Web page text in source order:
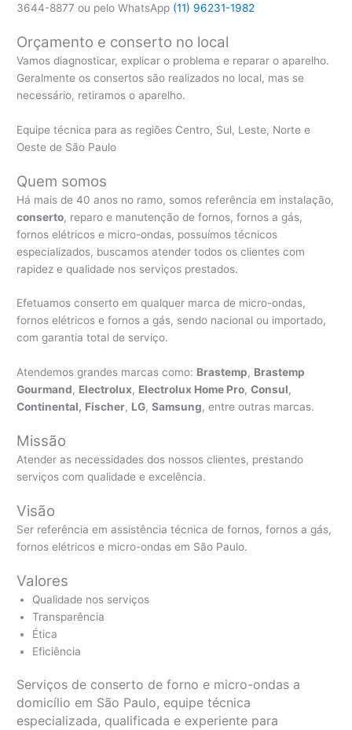
3644-8877 ou pelo WhatsApp (11) 96231-1982
Orçamento e conserto no local
Vamos diagnosticar, explicar o problema e reparar o aparelho.
Geralmente os consertos são realizados no local, mas se
necessário, retiramos o aparelho.
Equipe técnica para as regiões Centro, Sul, Leste, Norte e
Oeste de São Paulo
Quem somos
Há mais de 40 anos no ramo, somos referência em instalação,
conserto, reparo e manutenção de fornos, fornos a gás,
fornos elétricos e micro-ondas, possuímos técnicos
especializados, buscamos atender todos os clientes com
rapidez e qualidade nos serviços prestados.
Efetuamos conserto em qualquer marca de micro-ondas,
fornos elétricos e fornos a gás, sendo nacional ou importado,
com garantia total de serviço.
Atendemos grandes marcas como: Brastemp, Brastemp
Gourmand, Electrolux, Electrolux Home Pro,Consul,
Continental, Fischer, LG,Samsung, entre outras marcas.
Missão
Atender as necessidades dos nossos clientes, prestando
serviços com qualidade e excelência.
Visão
Ser referência em assistência técnica de fornos, fornos a gás,
fornos elétricos e micro-ondas em São Paulo.
Valores
Qualidade nos serviços
Transparência
Ética
Eficiência
Serviços de conserto de forno e micro-ondas a
domicílio em São Paulo, equipe técnica
especializada, qualificada e experiente para